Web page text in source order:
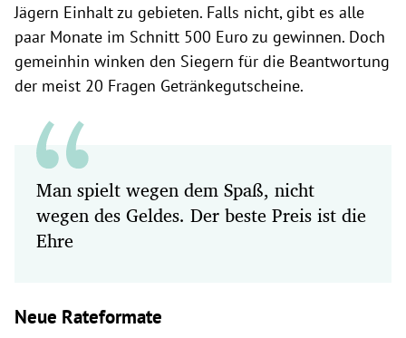
Jägern Einhalt zu gebieten. Falls nicht, gibt es alle
paar Monate im Schnitt 500 Euro zu gewinnen. Doch
gemeinhin winken den Siegern für die Beantwortung
der meist 20 Fragen Getränkegutscheine.
Man spielt wegen dem Spaß, nicht
wegen des Geldes. Der beste Preis ist die
Ehre
Neue Rateformate